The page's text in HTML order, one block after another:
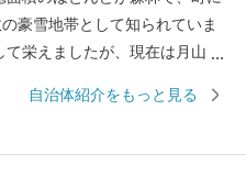
豪雪地帯として知られていま
や地酒の販売、月山湖大噴水
自治体紹介をもっと見る